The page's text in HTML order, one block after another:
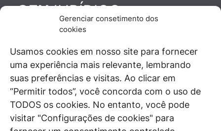
Gerenciar consetimento dos
cookies
Usamos cookies em nosso site para fornecer
uma experiência mais relevante, lembrando
suas preferências e visitas. Ao clicar em
“Permitir todos”, você concorda com o uso de
TODOS os cookies. No entanto, você pode
visitar "Configurações de cookies" para
GENJURÍDICO
De maneira independente, os autores e
juristas e doutrinadores nacionais, se posicionam
diante de questões relevantes do cotidiano e
universo jurídico.